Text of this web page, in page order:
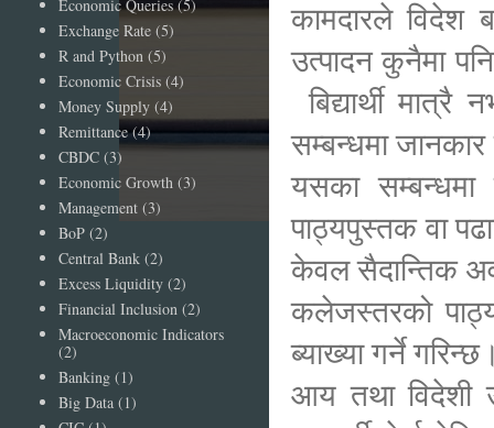
कामदारले विदेश
उत्पादन कुनैमा
बिद्यार्थी
सम्बन्धमा
यसका
पाठ्यपुस्तक वा
केवल सैदान्तिक
कलेजस्तरको
ब्याख्या गर्ने
आय तथा विदेशी
Economic Queries (5)
Exchange Rate (5)
R and Python (5)
Economic Crisis (4)
Money Supply (4)
Remittance (4)
CBDC (3)
Economic Growth (3)
Management (3)
BoP (2)
Central Bank (2)
Excess Liquidity (2)
Financial Inclusion (2)
Macroeconomic Indicators
(2)
Banking (1)
Big Data (1)